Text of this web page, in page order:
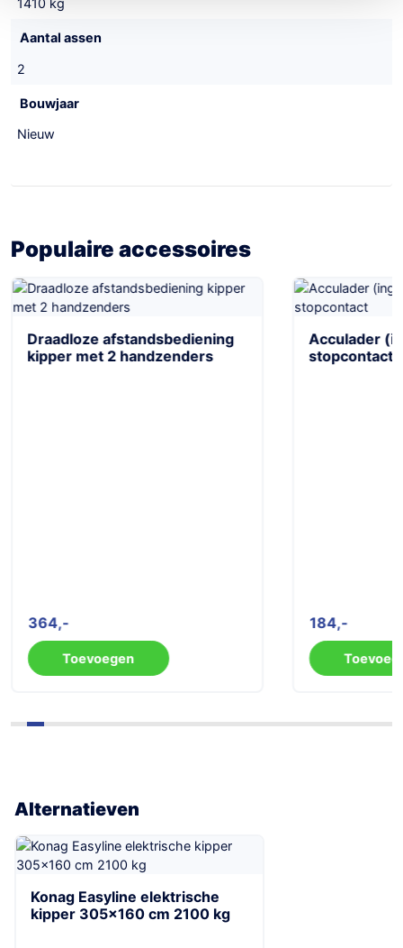
1410 kg
Aantal assen
2
Bouwjaar
Nieuw
Populaire accessoires
Draadloze afstandsbediening
kipper met 2 handzenders
364
Toevoegen
Acculader
stopcontact
184
Alternatieven
Konag Easyline elektrische
kipper 305×160 cm 2100 kg